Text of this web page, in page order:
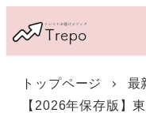
イ
トップページ 最
【2026年保存版】